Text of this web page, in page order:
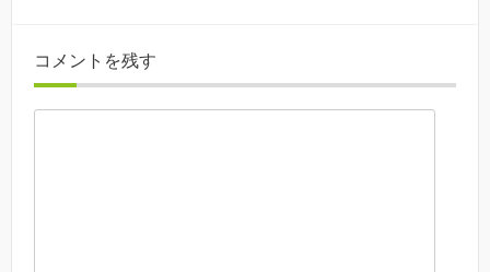
コメントを残す